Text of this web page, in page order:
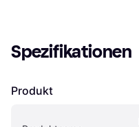
Spezifikationen
Produkt